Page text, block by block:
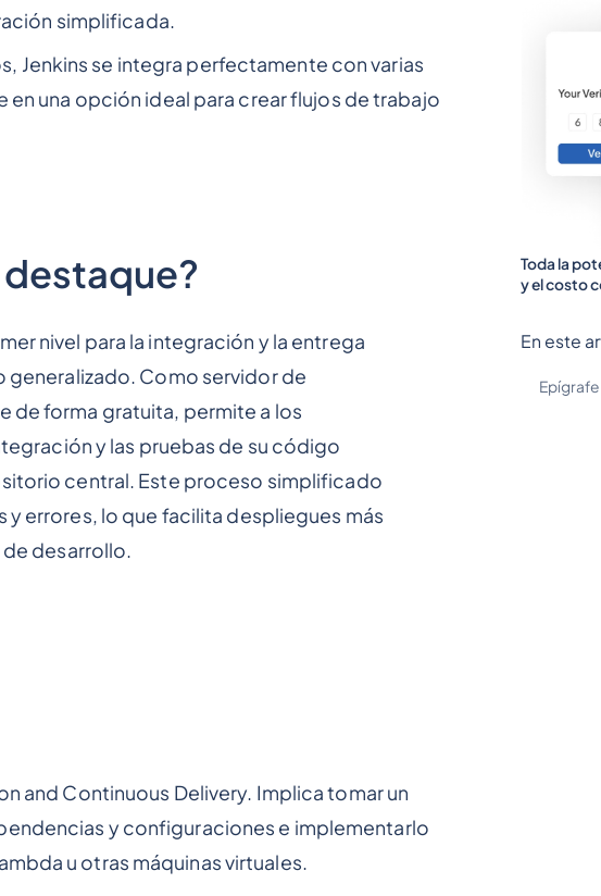
simplificada.
Jenkins se integra perfectamente con varias
una opción ideal para crear flujos de trabajo
destaque?
nivel para la integración y la entrega
generalizado. Como servidor de
forma gratuita, permite a los
y las pruebas de su código
central. Este proceso simplificado
errores, lo que facilita despliegues más
desarrollo.
and Continuous Delivery. Implica tomar un
y configuraciones e implementarlo
u otras máquinas virtuales.
Toda la
y el costo
En este
Epígrafe